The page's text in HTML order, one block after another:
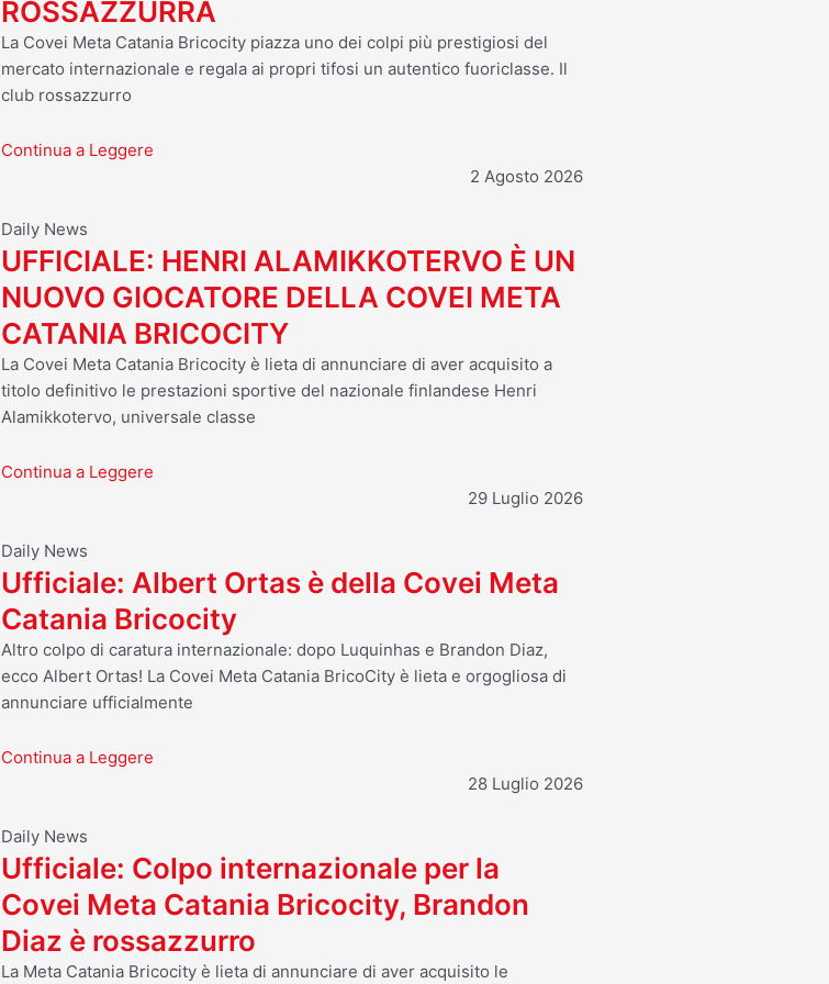
ROSSAZZURRA
La Covei Meta Catania Bricocity piazza uno dei colpi più prestigiosi del
mercato internazionale e regala ai propri tifosi un autentico fuoriclasse. Il
club rossazzurro
Continua a Leggere
2 Agosto 2026
Daily News
UFFICIALE: HENRI ALAMIKKOTERVO È UN
NUOVO GIOCATORE DELLA COVEI META
CATANIA BRICOCITY
La Covei Meta Catania Bricocity è lieta di annunciare di aver acquisito a
titolo definitivo le prestazioni sportive del nazionale finlandese Henri
Alamikkotervo, universale classe
Continua a Leggere
29 Luglio 2026
Daily News
Ufficiale: Albert Ortas è della Covei Meta
Catania Bricocity
Altro colpo di caratura internazionale: dopo Luquinhas e Brandon Diaz,
ecco Albert Ortas! La Covei Meta Catania BricoCity è lieta e orgogliosa di
annunciare ufficialmente
Continua a Leggere
28 Luglio 2026
Daily News
Ufficiale: Colpo internazionale per la
Covei Meta Catania Bricocity, Brandon
Diaz è rossazzurro
La Meta Catania Bricocity è lieta di annunciare di aver acquisito le